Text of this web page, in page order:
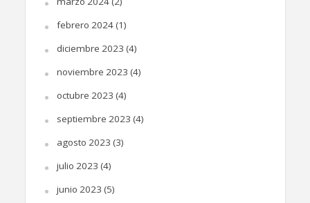
febrero 2024(1)
diciembre 2023 (4)
noviembre 2023 (4)
octubre 2023 (4)
septiembre 2023 (4)
agosto 2023 (3)
julio 2023 (4)
junio 2023 (5)